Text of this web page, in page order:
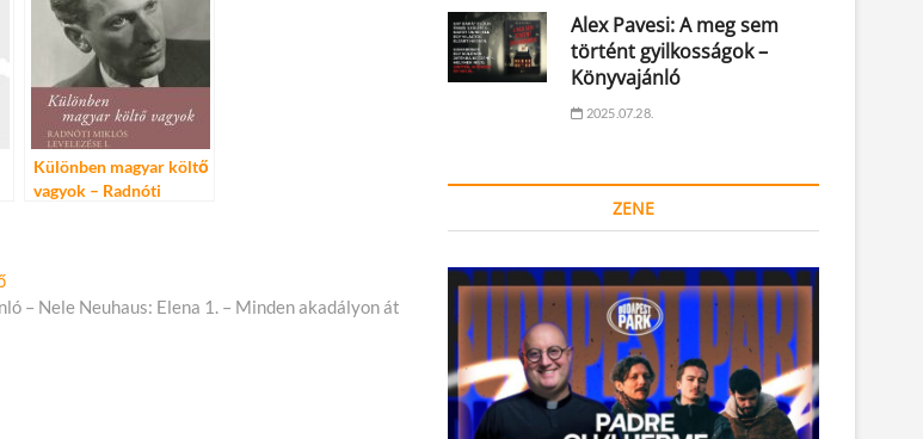
Különben magyar költő
vagyok – Radnóti
Következő
cikk:– Nele Neuhaus: Elena 1. – Minden akadályon át
Alex Pavesi: A meg sem
történt gyilkosságok –
Könyvajánló
2025.07.28.
ZENE